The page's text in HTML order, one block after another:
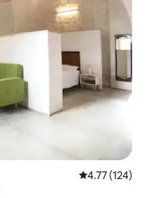
レビュー124
4.77 (124)